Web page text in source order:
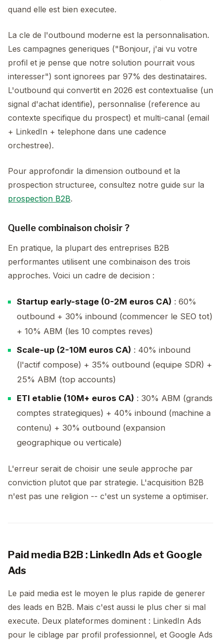
quand elle est bien executee.
La cle de l'outbound moderne est la personnalisation.
Les campagnes generiques ("Bonjour, j'ai vu votre
profil et je pense que notre solution pourrait vous
interesser") sont ignorees par 97% des destinataires.
L'outbound qui convertit en 2026 est contextualise (un
signal d'achat identifie), personnalise (reference au
contexte specifique du prospect) et multi-canal (email
+ LinkedIn + telephone dans une cadence
orchestree).
Pour approfondir la dimension outbound et la
prospection structuree, consultez notre guide sur la
prospection B2B.
Quelle combinaison choisir ?
En pratique, la plupart des entreprises B2B
performantes utilisent une combinaison des trois
approches. Voici un cadre de decision :
Startup early-stage (0-2M euros CA) : 60%
outbound + 30% inbound (commencer le SEO tot)
+ 10% ABM (les 10 comptes reves)
Scale-up (2-10M euros CA) : 40% inbound
(l'actif compose) + 35% outbound (equipe SDR) +
25% ABM (top accounts)
ETI etablie (10M+ euros CA) : 30% ABM (grands
comptes strategiques) + 40% inbound (machine a
contenu) + 30% outbound (expansion
geographique ou verticale)
L'erreur serait de choisir une seule approche par
conviction plutot que par strategie. L'acquisition B2B
n'est pas une religion -- c'est un systeme a optimiser.
Paid media B2B : LinkedIn Ads et Google
Ads
Le paid media est le moyen le plus rapide de generer
des leads en B2B. Mais c'est aussi le plus cher si mal
execute. Deux plateformes dominent : LinkedIn Ads
pour le ciblage par profil professionnel, et Google Ads